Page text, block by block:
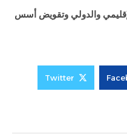
والدولي وتقويض أسس
Twitter